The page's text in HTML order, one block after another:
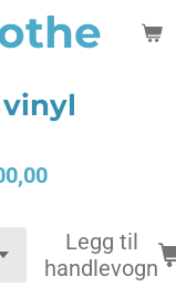
vinyl
Legg til
handlevogn